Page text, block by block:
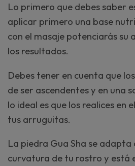
Lo primero que debes saber
aplicar primero una base
con el masaje potenciarás su
los resultados.
Debes tener en cuenta que
de ser ascendentes y en una
lo ideal es que los realices en
tus arruguitas.
La piedra Gua Sha se
curvatura de tu rostro y está